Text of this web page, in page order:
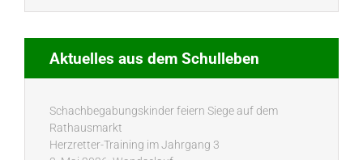
Aktuelles aus dem Schulleben
Schachbegabungskinder feiern Siege auf dem
Rathausmarkt
Herzretter-Training im Jahrgang 3